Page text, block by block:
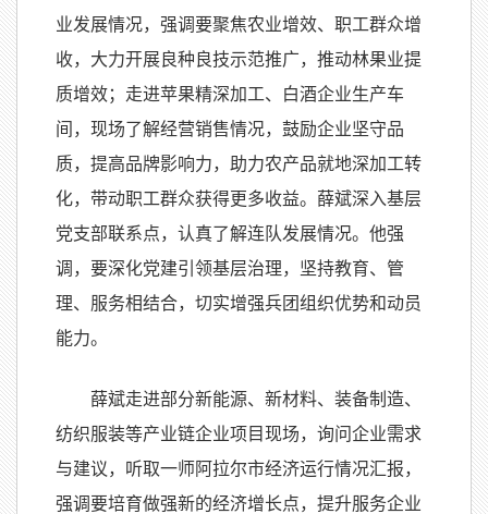
业发展情况，强调要聚焦农业增效、职工群众增
收，大力开展良种良技示范推广，推动林果业提
质增效；走进苹果精深加工、白酒企业生产车
间，现场了解经营销售情况，鼓励企业坚守品
质，提高品牌影响力，助力农产品就地深加工转
化，带动职工群众获得更多收益。薛斌深入基层
党支部联系点，认真了解连队发展情况。他强
调，要深化党建引领基层治理，坚持教育、管
理、服务相结合，切实增强兵团组织优势和动员
能力。
薛斌走进部分新能源、新材料、装备制造、
纺织服装等产业链企业项目现场，询问企业需求
与建议，听取一师阿拉尔市经济运行情况汇报，
强调要培育做强新的经济增长点，提升服务企业